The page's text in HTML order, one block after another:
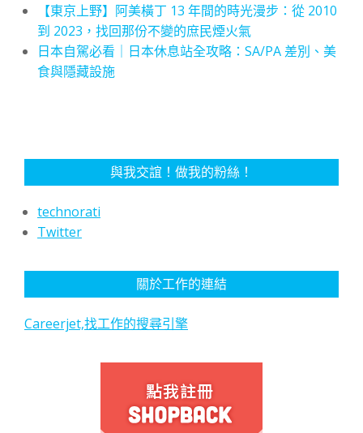
【東京上野】阿美橫丁 13 年間的時光漫步：從 2010
到 2023，找回那份不變的庶民煙火氣
日本自駕必看｜日本休息站全攻略：SA/PA 差別、美
食與隱藏設施
與我交誼！做我的粉絲！
technorati
Twitter
關於工作的連結
Careerjet,找工作的搜尋引擎